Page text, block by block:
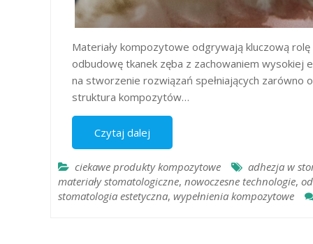
Materiały kompozytowe odgrywają kluczową
odbudowę tkanek zęba z zachowaniem wysokiej
na stworzenie rozwiązań spełniających zarówno
struktura kompozytów…
Czytaj dalej
ciekawe produkty kompozytowe adhezja w
materiały stomatologiczne, nowoczesne technologie,
stomatologia estetyczna, wypełnienia kompozytowe